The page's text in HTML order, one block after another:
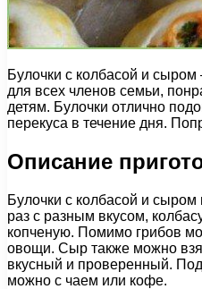
Булочки с колбасой и сыром
для всех членов семьи,
детям. Булочки отлично
перекуса в течение дня.
Описание
Булочки с колбасой и
раз с разным вкусом,
копченую. Помимо грибов
овощи. Сыр также можно
вкусный и проверенный.
можно с чаем или кофе.